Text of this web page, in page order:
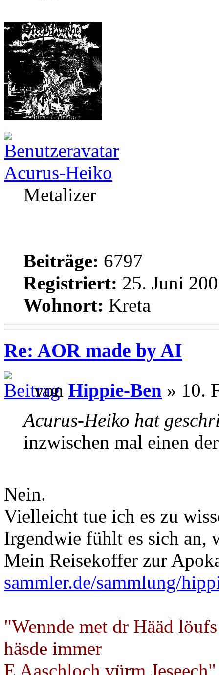
Acurus-Heiko
Metalizer
Beiträge: 6797
Registriert: 25. Juni
Wohnort: Kreta
Re: AOR made by AI
von Hippie-Ben » 10.
Acurus-Heiko hat
inzwischen mal einen
Nein.
Vielleicht tue ich es zu
Irgendwie fühlt es sich an,
Mein Reisekoffer zur
sammler.de/sammlung/
"Wennde met dr Hääd löufs
häsde immer
E Aaschloch vürm Jeseech"